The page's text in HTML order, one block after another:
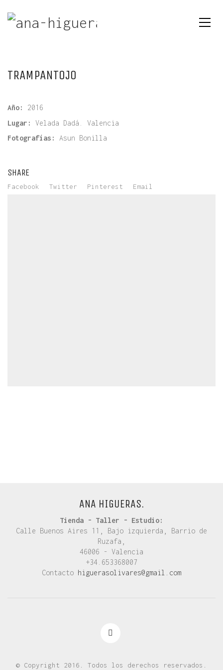
TRAMPANTOJO
Año:
2016
Lugar:
Velada Dadá. Valencia
Fotografías:
Asun Bonilla
SHARE
Facebook Twitter Pinterest Email
ANA HIGUERAS.
Tienda - Taller - Estudio:
Calle Buenos Aires 11, Bajo izquierda, Barrio de
Ruzafa,
46006 - Valencia
+34.653368007
Contacto higuerasolivares@gmail.com
© Copyright 2016. Todos los derechos reservados.